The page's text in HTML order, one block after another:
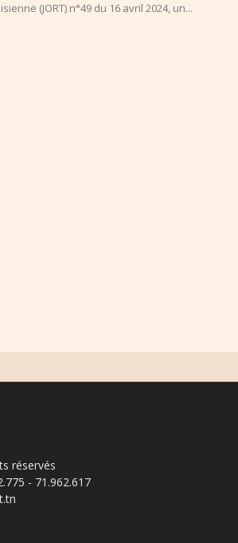
(JORT) n°49 du 16 avril 2024, un...
réservés
- 71.962.617